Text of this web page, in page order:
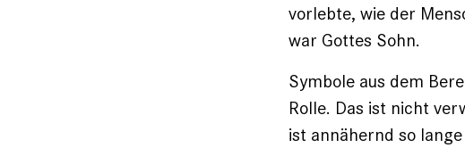
vorlebte, wie der
war Gottes Sohn.
Symbole aus dem
Rolle. Das ist nicht
ist annähernd so